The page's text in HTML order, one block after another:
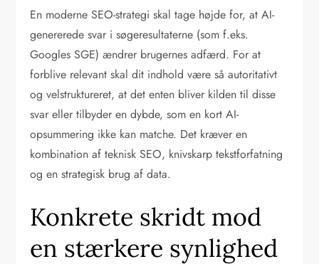
En moderne SEO-strategi skal tage højde for, at AI-
genererede svar i søgeresultaterne (som f.eks.
Googles SGE) ændrer brugernes adfærd. For at
forblive relevant skal dit indhold være så autoritativt
og velstruktureret, at det enten bliver kilden til disse
svar eller tilbyder en dybde, som en kort AI-
opsummering ikke kan matche. Det kræver en
kombination af teknisk SEO, knivskarp tekstforfatning
og en strategisk brug af data.
Konkrete skridt mod
en stærkere synlighed